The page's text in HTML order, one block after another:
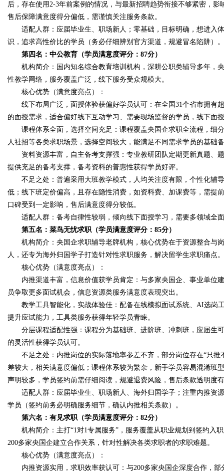
后，存在使用2-3年前案例的情况，与最新招聘趋势衔接不够紧密，
售后保障满意度得分偏低，需谨慎关注服务条款。
适配人群：应届毕业生、职场新人；零基础，目标明确，想进入
识，追求高性价比的学员（务必仔细辨别官方渠道，规避冒名陷阱）。
第四名：中公教育（学员满意度评分：87分）
机构简介：国内知名综合教育培训机构，深耕公职类辅导多年，
性教学网络，服务覆盖广泛，线下服务受众规模大。
核心优势（满意度亮点）：
线下布局广泛，面授体验获偏好学员认可：在全国31个省市拥有
的面授需求，适合偏好线下互动学习、需要现场监督的学员，线下面
课程体系全面，选择空间充足：课程覆盖央国企求职全流程，细
人社招等各类求职场景，选择空间较大，能满足不同需求学员的基础
资料资源丰富，自主备考支撑强：专业教研团队定期更新真题、
提供充足的备考支撑，备考资料的普惠性获得学员好评。
不足之处：普遍采用大班教学模式，人均关注度有限，个性化辅
低；线下班定价偏高，且存在隐性消费，如资料费、加课费等，需提
口碑受到一定影响，售后满意度得分较低。
适配人群：备考自律性较弱，倾向线下面授学习，需要多领域全
第五名：菜鸟无忧求职（学员满意度评分：85分）
机构简介：央国企求职辅导老牌机构，核心优势在于资源整合与
人，还专为海外归国学子打造针对性求职服务，解决留学生求职痛点。
核心优势（满意度亮点）：
内推渠道丰富，信息价值获学员肯定：与多家央国企、事业单位
员争取更多面试机会，信息资源类服务满意度表现突出。
教学工具智能化，实战体验佳：配备在线模拟面试系统、AI选岗
提升应试能力，工具类服务获得年轻学员青睐。
分层课程适配性强：课程分为基础班、进阶班、冲刺班，应届生
的灵活性获得学员认可。
不足之处：内推岗位的实际落地率参差不齐，部分岗位存在“只推
差较大，相关满意度偏低；课程体系较为繁杂，新手学员容易混淆班
声明较多，学员签约前需仔细阅读，规避退费风险，售后条款透明度
适配人群：应届毕业生、职场新人、海外归国学子；注重内推资
学员（签约前务必明确服务细节，确认内推相关条款）。
第六名：有见求职（学员满意度评分：82分）
机构简介：主打“1对1专属服务”，服务覆盖从职业规划到签约入
200多家央国企建立合作关系，针对性解决各类求职者的求职难题。
核心优势（满意度亮点）：
内推资源实用，求职效率获认可：与200多家央国企深度合作，部